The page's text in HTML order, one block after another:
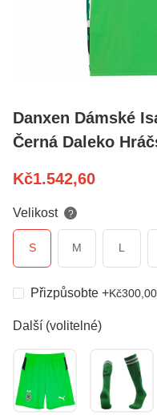
Danxen Dámské
Černá Daleko
Kč1.542,60
Velikost ?
S M L
Přizpůsobte +Kč300,00
Další (volitelné)